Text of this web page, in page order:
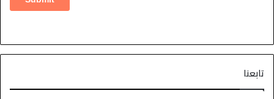
تابعنا